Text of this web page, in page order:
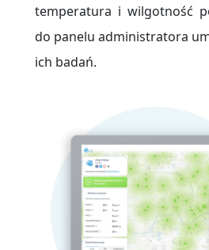
temperatura i wilgotność
do panelu administratora
ich badań.